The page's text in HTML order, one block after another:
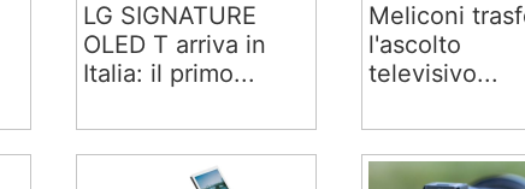
LG SIGNATURE
OLED T arriva in
Italia: il primo...
Meliconi
l'ascolto
televisivo...